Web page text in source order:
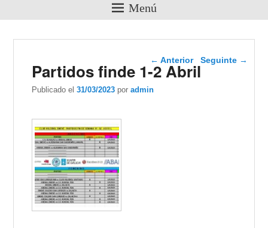
Menú
Navegador de artigos
← Anterior Seguinte →
Partidos finde 1-2 Abril
Publicado el31/03/2023 poradmin